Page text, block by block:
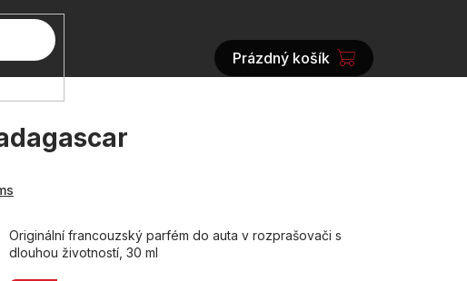
NÁKUPNÍ
Prázdný košík
Originální francouzský parfém do auta v rozprašovači s
dlouhou životností, 30 ml